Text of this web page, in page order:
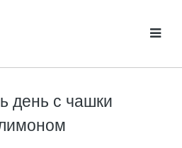
день с чашки